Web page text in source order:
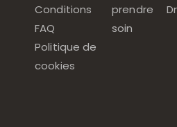
Conditions
FAQ
Politique de
cookies
prendre
soin